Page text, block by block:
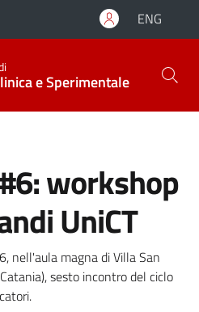
ENG
e Sperimentale
workshop
UniCT
nell'aula magna di Villa San
sesto incontro del ciclo